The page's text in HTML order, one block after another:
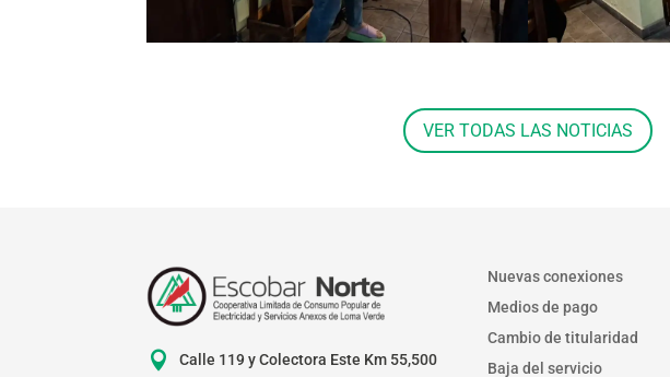
VER TODAS LAS NOTICIAS
 Calle 119 y Colectora Este Km 55,500
Nuevas conexiones
Medios de pago
Cambio de titularidad
Baja del servicio